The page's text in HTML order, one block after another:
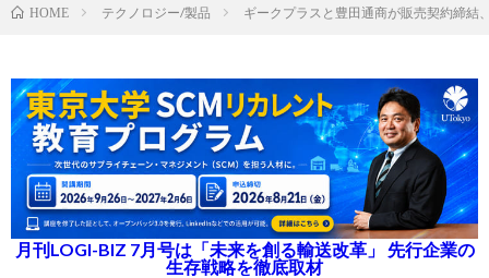
HOME テクノロジー/製品 ギークプラスと豊田通商が販売契約締結
月刊LOGI-BIZ 7月号は「未来を創る輸送改革」 先行企業の
生存戦略を徹底取材